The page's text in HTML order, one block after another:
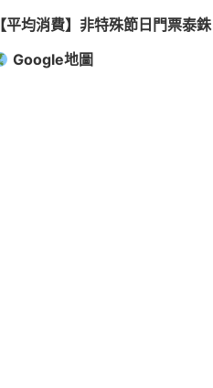
【平均消費】非特殊節日門票
Google地圖